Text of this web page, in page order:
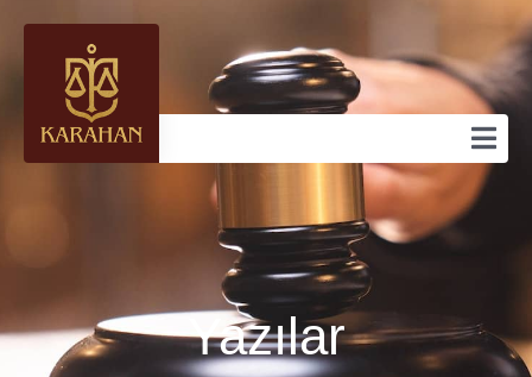
Yazılar